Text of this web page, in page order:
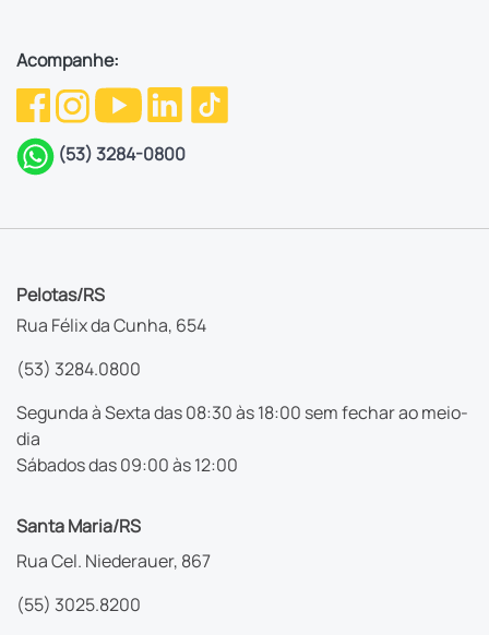
Acompanhe:
(53) 3284-0800
Pelotas/RS
Rua Félix da Cunha, 654
(53) 3284.0800
Segunda à Sexta das 08:30 às 18:00 sem fechar ao meio-
dia
Sábados das 09:00 às 12:00
Santa Maria/RS
Rua Cel. Niederauer, 867
(55) 3025.8200